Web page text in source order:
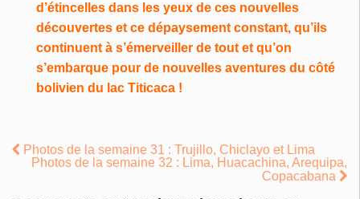
d’étincelles dans les yeux de ces nouvelles
découvertes et ce dépaysement constant, qu’ils
continuent à s’émerveiller de tout et qu’on
s’embarque pour de nouvelles aventures du côté
bolivien du lac Titicaca !
Photos de la semaine 31 : Trujillo, Chiclayo et Lima
Photos de la semaine 32 : Lima, Huacachina, Arequipa,
Copacabana